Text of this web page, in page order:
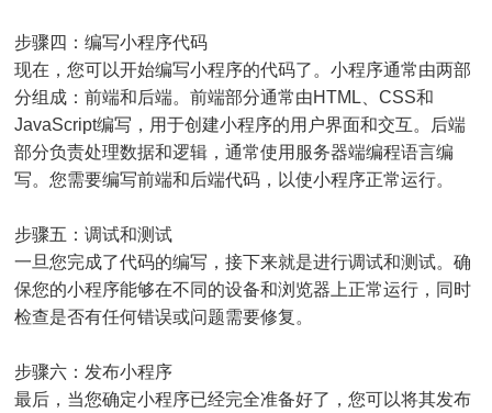
步骤四：编写小程序代码
现在，您可以开始编写小程序的代码了。小程序通常由两部
分组成：前端和后端。前端部分通常由HTML、CSS和
JavaScript编写，用于创建小程序的用户界面和交互。后端
部分负责处理数据和逻辑，通常使用服务器端编程语言编
写。您需要编写前端和后端代码，以使小程序正常运行。
步骤五：调试和测试
一旦您完成了代码的编写，接下来就是进行调试和测试。确
保您的小程序能够在不同的设备和浏览器上正常运行，同时
检查是否有任何错误或问题需要修复。
步骤六：发布小程序
最后，当您确定小程序已经完全准备好了，您可以将其发布